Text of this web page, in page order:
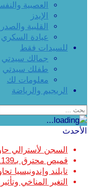
العصبية
الإيدز
القلبية
عيادة السكري
للسيدات فقط
جمالك سيدتي
طفلك سيدتي
معلومات لك
الريجيم والرياضة
الأحدث
السجن لأسترالي
قميص محترق بـ1139 دولارا.. هل تفقد الموضة عقلها؟
تايلند وإندونيسيا
التغير المناخي